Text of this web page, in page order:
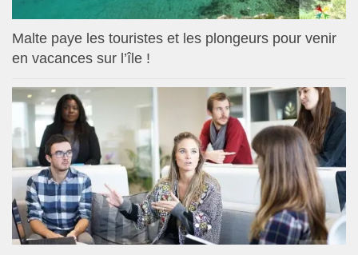
Malte paye les touristes et les plongeurs pour venir
en vacances sur l’île !